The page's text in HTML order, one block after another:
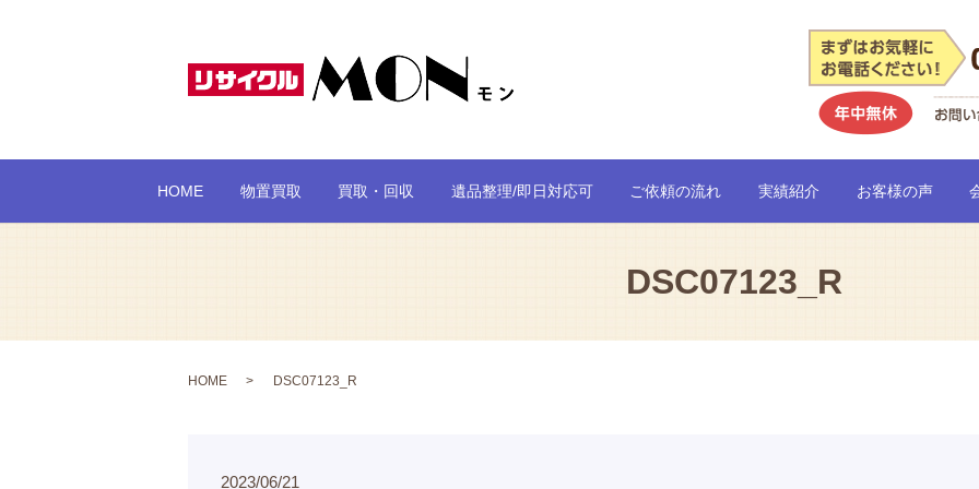
HOME 物置買取 買取・回収 遺品整理/即日対応可 ご依頼の流れ 実績紹介 お客様の声
DSC07123_R
HOME DSC07123_R
2023/06/21